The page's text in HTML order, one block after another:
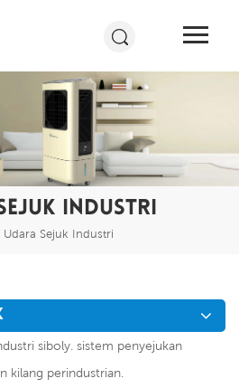
INDUSTRI
Udara Sejuk Industri
siboly. sistem penyejukan
kilang perindustrian.